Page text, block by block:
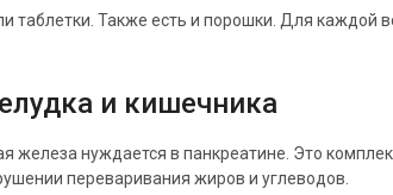
Также есть и порошки. Для каждой
и кишечника
железа нуждается в панкреатине. Это
переваривания жиров и углеводов.